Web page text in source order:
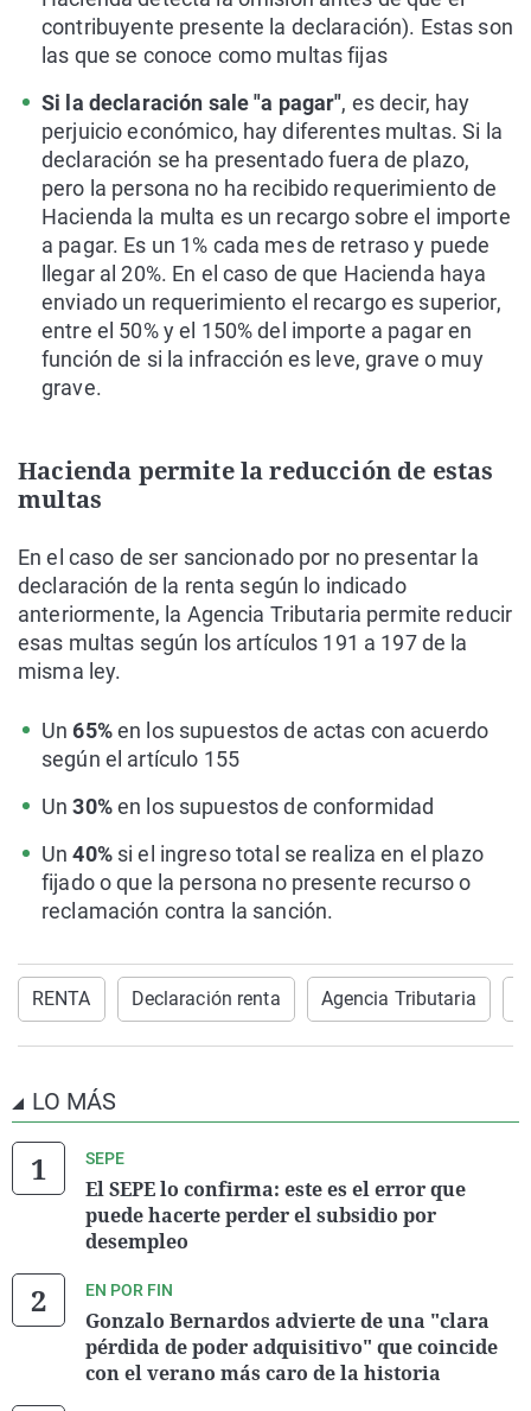
contribuyente presente la declaración). Estas son
las que se conoce como multas fijas
Si la declaración sale "a pagar", es decir, hay
perjuicio económico, hay diferentes multas. Si la
declaración se ha presentado fuera de plazo,
pero la persona no ha recibido requerimiento de
Hacienda la multa es un recargo sobre el importe
a pagar. Es un 1% cada mes de retraso y puede
llegar al 20%. En el caso de que Hacienda haya
enviado un requerimiento el recargo es superior,
entre el 50% y el 150% del importe a pagar en
función de si la infracción es leve, grave o muy
grave.
Hacienda permite la reducción de estas
multas
En el caso de ser sancionado por no presentar la
declaración de la renta según lo indicado
anteriormente, la Agencia Tributaria permite reducir
esas multas según los artículos 191 a 197 de la
misma ley.
Un65%en los supuestos de actas con acuerdo
según el artículo 155
Un30%en los supuestos de conformidad
Un40%si el ingreso total se realiza en el plazo
fijado o que la persona no presente recurso o
reclamación contra la sanción.
RENTA Declaración renta Agencia Tributaria
LO MÁS
SEPE
El SEPE lo confirma: este es el error que
puede hacerte perder el subsidio por
desempleo
EN POR FIN
Gonzalo Bernardos advierte de una "clara
pérdida de poder adquisitivo" que coincide
con el verano más caro de la historia